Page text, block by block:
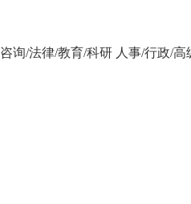
咨询/法律/教育/科研 人事/行政/高